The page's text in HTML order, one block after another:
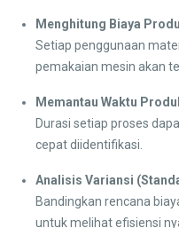
Menghitung Biaya
Setiap penggunaan
pemakaian mesin akan
Memantau Waktu
Durasi setiap proses
cepat diidentifikasi.
Analisis Variansi
Bandingkan rencana
untuk melihat efisiensi